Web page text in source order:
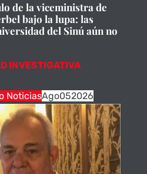
de la viceministra de
bajo la lupa: las
del Sinú aún no
INVESTIGATIVA
NoticiasAgo052026